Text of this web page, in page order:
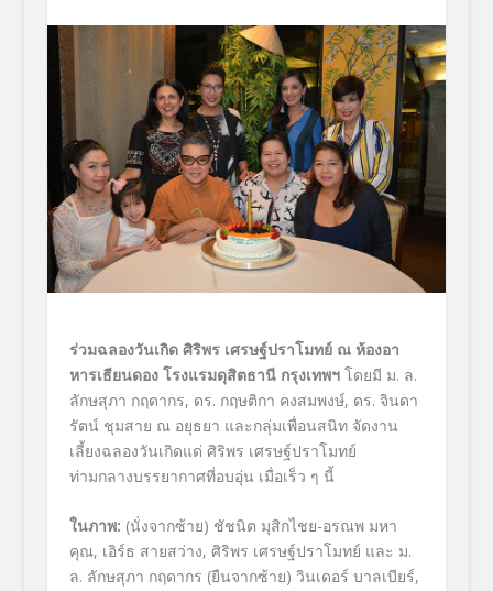
ร่วมฉลองวันเกิด ศิริพร เศรษฐ์ปราโมทย์ ณ ห้องอา
หารเธียนดอง โรงแรมดุสิตธานี กรุงเทพฯ โดยมี ม. ล.
ลักษสุภา กฤดากร, ดร. กฤษติกา คงสมพงษ์, ดร. จินดา
รัตน์ ชุมสาย ณ อยุธยา และกลุ่มเพื่อนสนิท จัดงาน
เลี้ยงฉลองวันเกิดแด่ ศิริพร เศรษฐ์ปราโมทย์
ท่ามกลางบรรยากาศที่อบอุ่น เมื่อเร็ว ๆ นี้
ในภาพ: (นั่งจากซ้าย) ชัชนิต มุสิกไชย-อรณพ มหา
คุณ, เอิร์ธ สายสว่าง, ศิริพร เศรษฐ์ปราโมทย์ และ ม.
ล. ลักษสุภา กฤดากร (ยืนจากซ้าย) วินเดอร์ บาลเบียร์,